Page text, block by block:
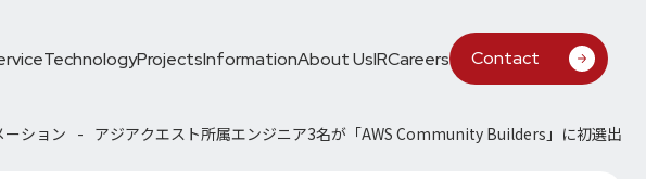
TechnologyProjectsInformationAbout UsIRCareers Contact
ーション アジアクエスト所属エンジニア3名が「AWS Community Builders」に初選出